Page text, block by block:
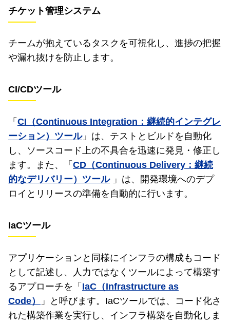
チケット管理システム
チームが抱えているタスクを可視化し、進捗の把握
や漏れ抜けを防止します。
CI/CDツール
「 CI（Continuous Integration：継続的インテグレ
ーション）ツール」は、テストとビルドを自動化
し、ソースコード上の不具合を迅速に発見・修正し
ます。また、「 CD（Continuous Delivery：継続
的なデリバリー）ツール」は、開発環境へのデプ
ロイとリリースの準備を自動的に行います。
IaCツール
アプリケーションと同様にインフラの構成もコード
として記述し、人力ではなくツールによって構築す
るアプローチを「 IaC（Infrastructure as
Code）
」と呼びます。IaCツールでは、コード化さ
れた構築作業を実行し、インフラ構築を自動化しま